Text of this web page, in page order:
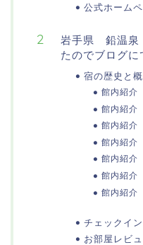
公式ホーム
岩手県 鉛温泉
たのでブログ
宿の歴史と
館内紹介
館内紹介
館内紹
館内紹
館内紹介
館内紹介
館内紹
チェックイン
お部屋レビ